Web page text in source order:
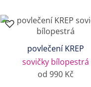
povlečení KREP
sovičky bílopestrá
od 990 Kč